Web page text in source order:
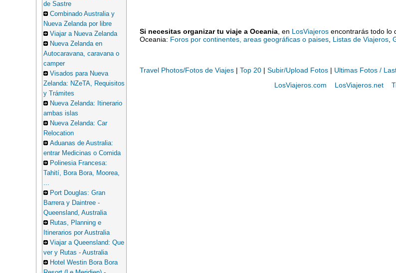
de Sastre
Combinado Australia y
Nueva Zelanda por libre
Viajar a Nueva Zelanda
Nueva Zelanda en
Autocaravana, caravana o
camper
Visados para Nueva
Zelanda: NZeTA, Requisitos
y Trámites
Nueva Zelanda: Itinerario
ambas islas
Nueva Zelanda: Car
Relocation
Aduanas de Australia:
entrar Medicinas o Comida
Polinesia Francesa:
Tahití, Bora Bora, Moorea,
...
Port Douglas: Gran
Barrera y Daintree -
Queensland, Australia
Rutas, Planning e
Itinerarios por Australia
Viajar a Queensland: Que
ver y Rutas - Australia
Hotel Westin Bora Bora
Si necesitas organizar tu viaje a Oceania , en LosViajeros encontrarás todo lo
Oceania: Foros por continentes, areas geográficas o paises Listas de Viajeros
Travel Photos/Fotos de Viajes | Top 20 | Subir/Upload Fotos | Ultimas Fotos /
LosViajeros.com
LosViajeros.net